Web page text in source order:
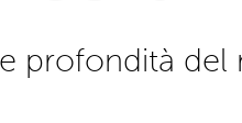
profondità